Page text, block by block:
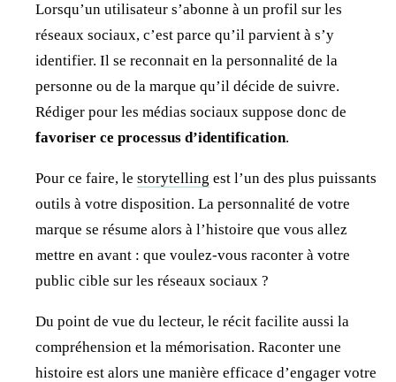
Lorsqu’un utilisateur s’abonne à un profil sur les
réseaux sociaux, c’est parce qu’il parvient à s’y
identifier. Il se reconnait en la personnalité de la
personne ou de la marque qu’il décide de suivre.
Rédiger pour les médias sociaux suppose donc de
favoriser ce processus d’identification.
Pour ce faire, le storytelling est l’un des plus puissants
outils à votre disposition. La personnalité de votre
marque se résume alors à l’histoire que vous allez
mettre en avant : que voulez-vous raconter à votre
public cible sur les réseaux sociaux ?
Du point de vue du lecteur, le récit facilite aussi la
compréhension et la mémorisation. Raconter une
histoire est alors une manière efficace d’engager votre